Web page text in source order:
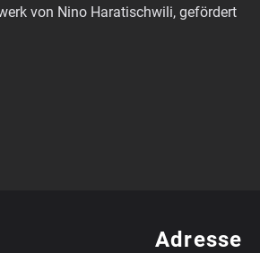
von Nino Haratischwili, gefördert
Adresse